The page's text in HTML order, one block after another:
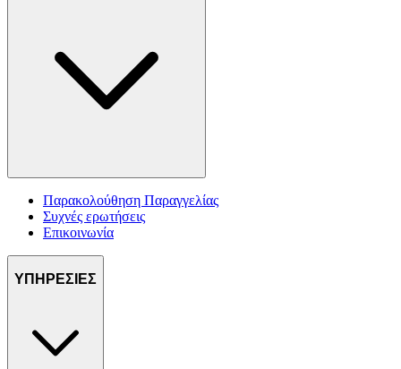
Παρακολούθηση Παραγγελίας
Συχνές ερωτήσεις
Επικοινωνία
ΥΠΗΡΕΣΙΕΣ